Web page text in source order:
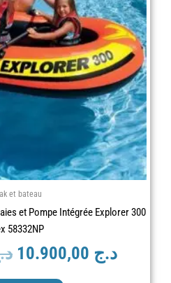
et bateau
et Pompe Intégrée Explorer 300
58332NP
د.ج 12.000,00.
د.ج